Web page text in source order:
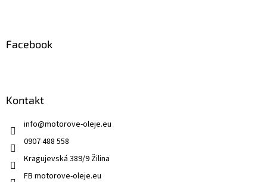
Facebook
Kontakt
info@motorove-oleje.eu
0907 488 558
Kragujevská 389/9 Žilina
FB motorove-oleje.eu